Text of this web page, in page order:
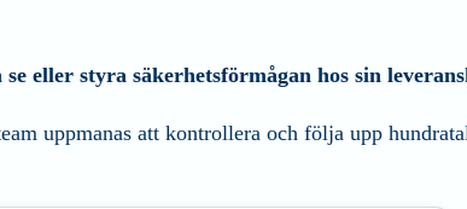
eller styra säkerhetsförmågan hos sin
uppmanas att kontrollera och följa upp